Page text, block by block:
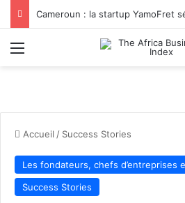
Menu
Accueil / Success Stories
Les fondateurs, chefs d’entreprises
Success Stories